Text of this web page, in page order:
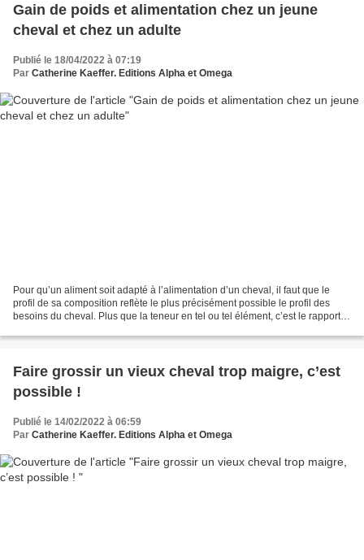
Gain de poids et alimentation chez un jeune
cheval et chez un adulte
Publié le 18/04/2022 à 07:19
Par Catherine Kaeffer. Editions Alpha et Omega
Pour qu’un aliment soit adapté à l’alimentation d’un cheval, il faut que le
profil de sa composition reflète le plus précisément possible le profil des
besoins du cheval. Plus que la teneur en tel ou tel élément, c’est le rapport
Faire grossir un vieux cheval trop maigre, c’est
possible !
Publié le 14/02/2022 à 06:59
Par Catherine Kaeffer. Editions Alpha et Omega